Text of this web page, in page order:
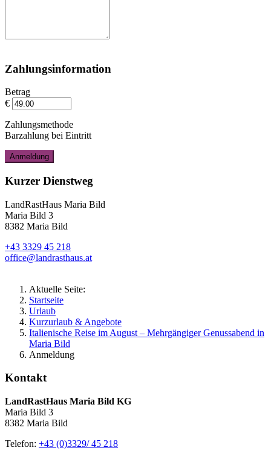
Zahlungsinformation
Betrag
€
Zahlungsmethode
Barzahlung bei Eintritt
Kurzer Dienstweg
LandRastHaus Maria Bild
Maria Bild 3
8382 Maria Bild
+43 3329 45 218
office@landrasthaus.at
Aktuelle Seite:
Startseite
Urlaub
Kurzurlaub & Angebote
Italienische Reise im August – Mehrgängiger Genussabend in
Maria Bild
Anmeldung
Kontakt
LandRastHaus Maria Bild KG
Maria Bild 3
8382 Maria Bild
Telefon: +43 (0)3329/ 45 218